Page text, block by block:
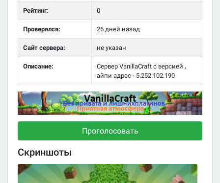
Рейтинг: 0
Проверялся: 26 дней назад
Сайт сервера: не указан
Описание:
Сервер VanillaCraft с версией ,
айпи адрес - 5.252.102.190
Проголосовать
Скриншоты